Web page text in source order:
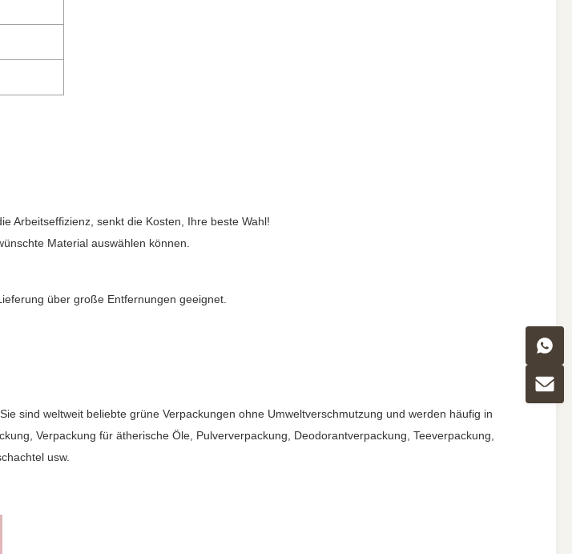
Arbeitseffizienz, senkt die Kosten, Ihre beste Wahl!
Material auswählen können.
über große Entfernungen geeignet.
sind weltweit beliebte grüne Verpackungen ohne Umweltverschmutzung und werden häufig in
Verpackung für ätherische Öle, Pulververpackung, Deodorantverpackung, Teeverpackung,
usw.